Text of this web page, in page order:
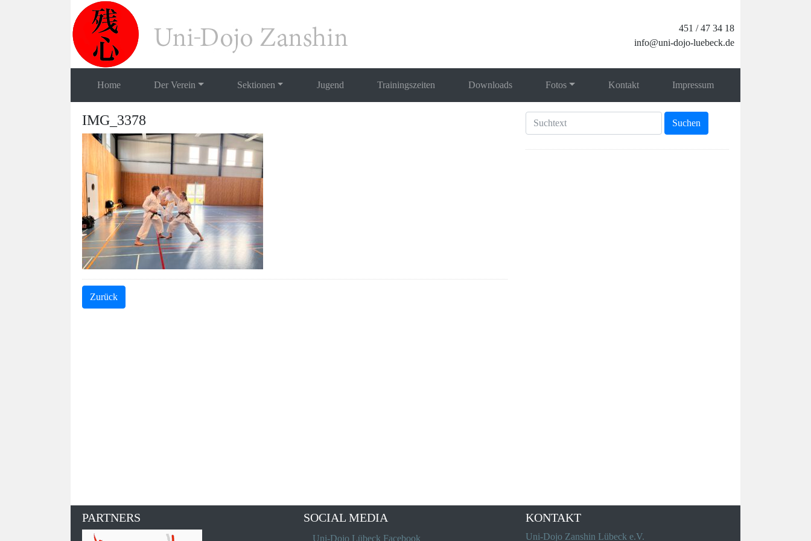
451 / 47 34 18
info@uni-dojo-luebeck.de
Home Der Verein Sektionen Jugend Trainingszeiten Downloads Fotos Kontakt Impressum
IMG_3378
Zurück
PARTNERS SOCIAL MEDIA
Uni-Dojo Lübeck Facebook
KONTAKT
Uni-Dojo Zanshin Lübeck e.V.